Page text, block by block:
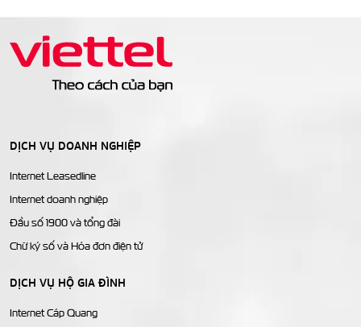
DỊCH VỤ DOANH NGHIỆP
Internet Leasedline
Internet doanh nghiệp
Đầu số 1900 và tổng đài
Chữ ký số và Hóa đơn điện tử
DỊCH VỤ HỘ GIA ĐÌNH
Internet Cáp Quang